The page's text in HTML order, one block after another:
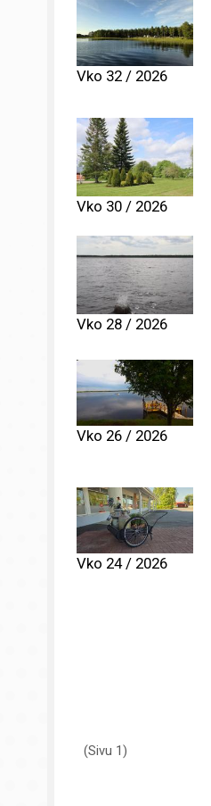
Vko 32 / 2026
Vko 30 / 2026
Vko 28 / 2026
Vko 26 / 2026
Vko 24 / 2026
Sivutus
(Sivu 1)